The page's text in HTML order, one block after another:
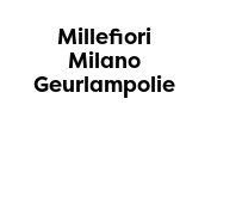
Millefiori
Milano
Geurlampolie